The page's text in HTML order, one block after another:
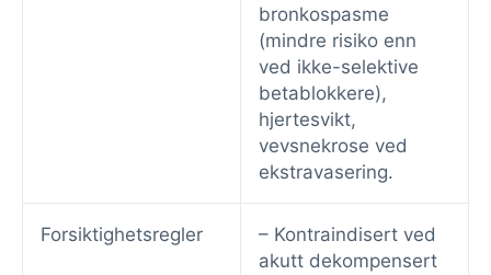
bronkospasme
(mindre risiko enn
ved ikke-selektive
betablokkere),
hjertesvikt,
vevsnekrose ved
ekstravasering.
Forsiktighetsregler
– Kontraindisert ved
akutt dekompensert